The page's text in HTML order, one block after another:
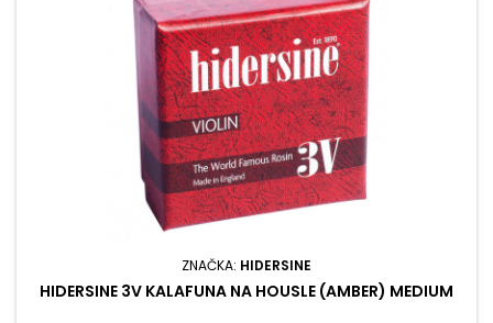
ZNAČKA: HIDERSINE
HIDERSINE 3V KALAFUNA NA HOUSLE (AMBER) MEDIUM